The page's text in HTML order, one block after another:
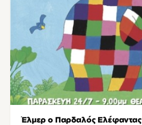
Έλμερ ο Παρδαλός Ελέφαντας